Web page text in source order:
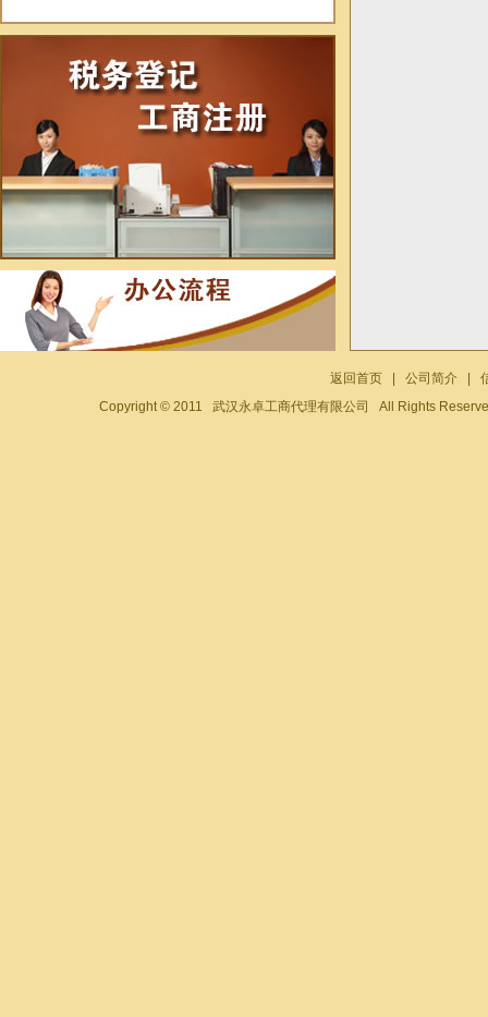
返回首页 |公司简介 |
Copyright © 2011 武汉永卓工商代理有限公司 All Rights